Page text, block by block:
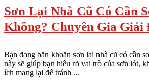
Sơn Lại Nhà Cũ Có Cần
Không? Chuyên Gia Giải
Bạn đang băn khoăn sơn lại nhà cũ có cần
này sẽ giúp bạn hiểu rõ vai trò của sơn lót,
ích mang lại để tránh ...